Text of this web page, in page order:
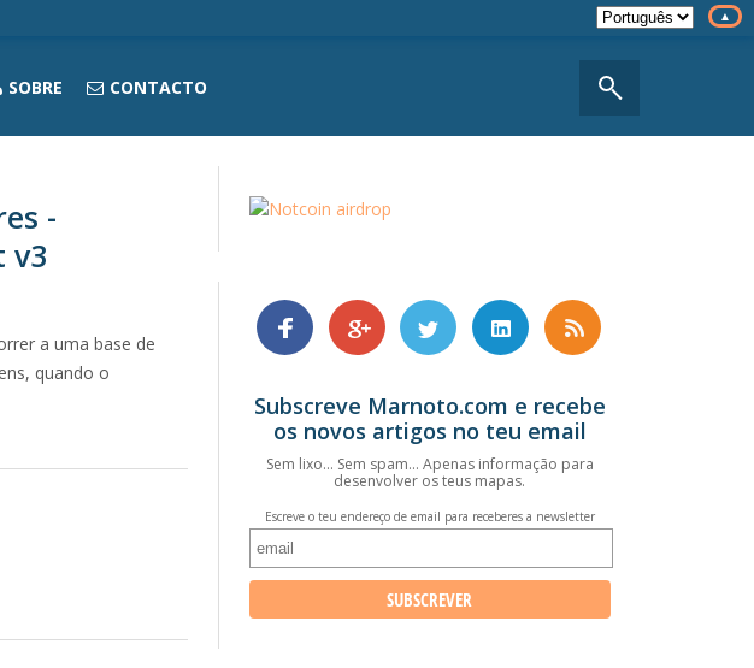
SOBRE CONTACTO
-
v3
a uma base de
quando o
Subscreve Marnoto.com e recebe
os novos artigos no teu email
Sem lixo... Sem spam... Apenas informação para
desenvolver os teus mapas.
Escreve o teu endereço de email para receberes a newsletter